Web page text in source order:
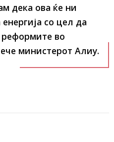
дека ова ќе ни
со цел да
во
министерот Алиу.